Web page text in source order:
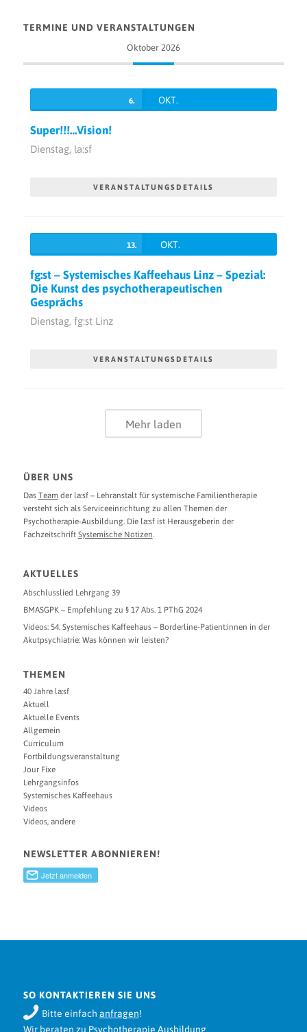
TERMINE UND VERANSTALTUNGEN
Oktober 2026
6. OKT.
Super!!!…Vision!
Dienstag, la:sf
VERANSTALTUNGSDETAILS
13. OKT.
fg:st – Systemisches Kaffeehaus Linz – Spezial:
Die Kunst des psychotherapeutischen
Gesprächs
Dienstag, fg:st Linz
VERANSTALTUNGSDETAILS
Mehr laden
ÜBER UNS
Das Teamder la:sf – Lehranstalt für systemische Familientherapie
versteht sich als Serviceeinrichtung zu allen Themen der
Psychotherapie-Ausbildung. Die la:sf ist Herausgeberin der
Fachzeitschrift Systemische Notizen.
AKTUELLES
Abschlusslied Lehrgang 39
BMASGPK – Empfehlung zu § 17 Abs. 1 PThG 2024
Videos: 54. Systemisches Kaffeehaus – Borderline-Patient:innen in der
Akutpsychiatrie: Was können wir leisten?
THEMEN
40 Jahre la:sf
Aktuell
Aktuelle Events
Allgemein
Curriculum
Fortbildungsveranstaltung
Jour Fixe
Lehrgangsinfos
Systemisches Kaffeehaus
Videos
Videos, andere
NEWSLETTER ABONNIEREN!
SO KONTAKTIEREN SIE UNS
Bitte einfach anfragen!
Wir beraten zu Psychotherapie Ausbildung